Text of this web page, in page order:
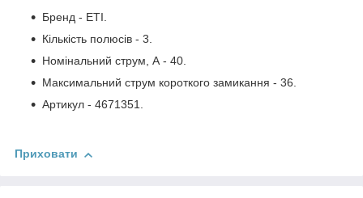
Бренд - ETI.
Кількість полюсів - 3.
Номінальний струм, А - 40.
Максимальний струм короткого замикання - 36.
Артикул - 4671351.
Приховати